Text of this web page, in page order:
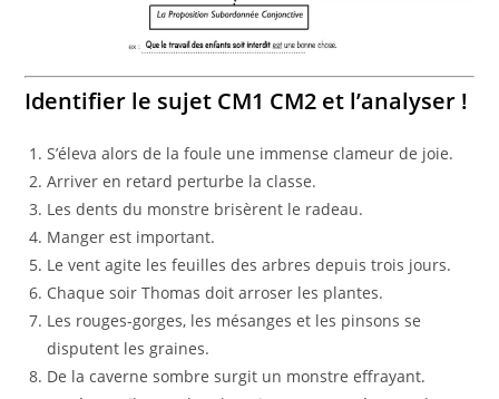
Identifier le sujet CM1 CM2 et l’analyser !
S’éleva alors de la foule une immense clameur de joie.
Arriver en retard perturbe la classe.
Les dents du monstre brisèrent le radeau.
Manger est important.
Le vent agite les feuilles des arbres depuis trois jours.
Chaque soir Thomas doit arroser les plantes.
Les rouges-gorges, les mésanges et les pinsons se
disputent les graines.
De la caverne sombre surgit un monstre effrayant.